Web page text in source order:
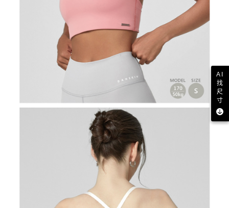
AI
找
尺
寸